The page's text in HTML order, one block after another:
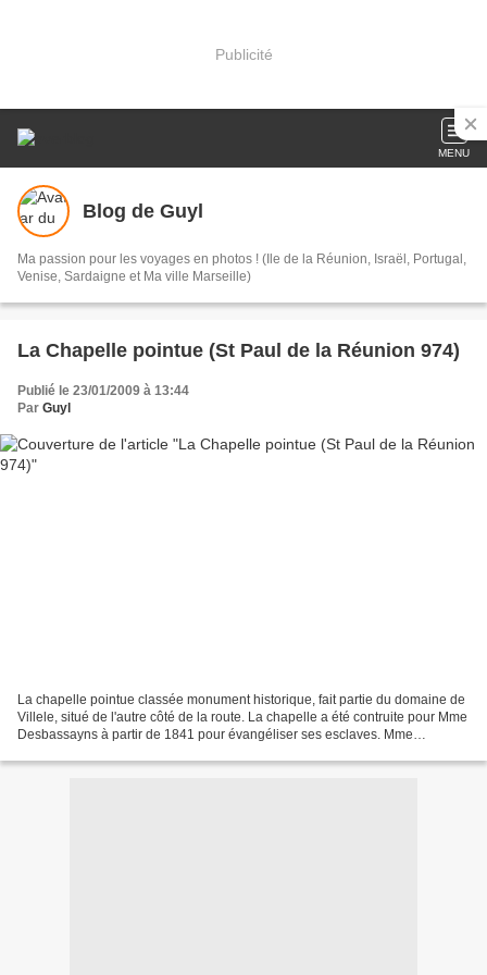
Publicité
MENU
Blog de Guyl
Ma passion pour les voyages en photos ! (Ile de la Réunion, Israël, Portugal,
Venise, Sardaigne et Ma ville Marseille)
La Chapelle pointue (St Paul de la Réunion 974)
Publié le 23/01/2009 à 13:44
Par Guyl
La chapelle pointue classée monument historique, fait partie du domaine de
Villele, situé de l'autre côté de la route. La chapelle a été contruite pour Mme
Desbassayns à partir de 1841 pour évangéliser ses esclaves. Mme